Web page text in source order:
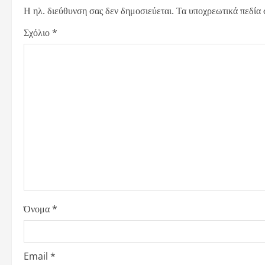
a
v
o
n
Η ηλ. διεύθυνση σας δεν δημοσιεύεται. Τα υποχρεωτικά πεδία
Σχόλιο*
Όνομα*
Email *